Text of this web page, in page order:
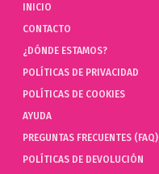
INICIO
CONTACTO
¿DÓNDE ESTAMOS?
POLÍTICAS DE PRIVACIDAD
POLÍTICAS DE COOKIES
AYUDA
PREGUNTAS FRECUENTES (FAQ)
POLÍTICAS DE DEVOLUCIÓN